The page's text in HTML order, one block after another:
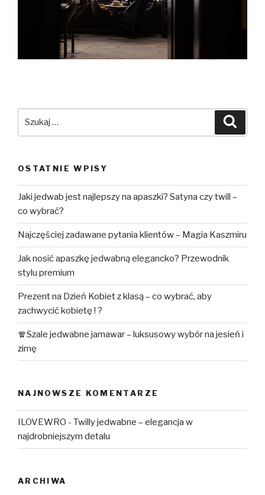
OSTATNIE WPISY
Jaki jedwab jest najlepszy na apaszki? Satyna czy twill –
co wybrać?
Najczęściej zadawane pytania klientów – Magia Kaszmiru
Jak nosić apaszkę jedwabną elegancko? Przewodnik
stylu premium
Prezent na Dzień Kobiet z klasą – co wybrać, aby
zachwycić kobietę ! ?
🧣Szale jedwabne jamawar – luksusowy wybór na jesień i
zimę
NAJNOWSZE KOMENTARZE
ILOVEWRO - Twilly jedwabne – elegancja w
najdrobniejszym detalu
ARCHIWA